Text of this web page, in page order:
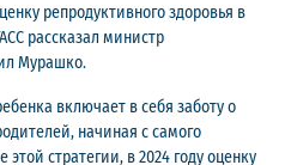
репродуктивного здоровья в
рассказал министр
Мурашко.
включает в себя заботу о
начиная с самого
стратегии, в 2024 году оценку